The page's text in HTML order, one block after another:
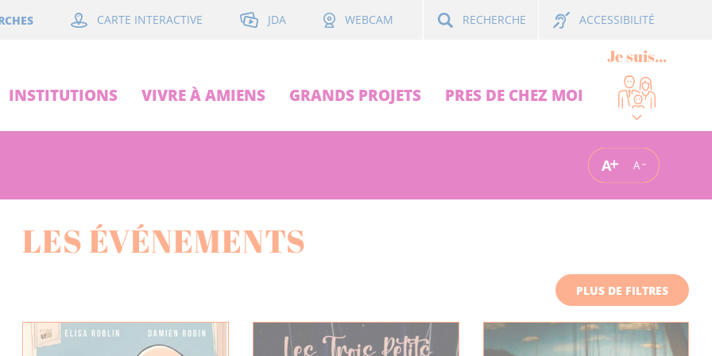
CARTE INTERACTIVE JDA WEBCAM RECHERCHE ACCESSIBILITÉ
INSTITUTIONS VIVRE À AMIENS GRANDS PROJETS PRES DE CHEZ MOI
Je suis...
A A
LES ÉVÉNEMENTS
PLUS DE FILTRES